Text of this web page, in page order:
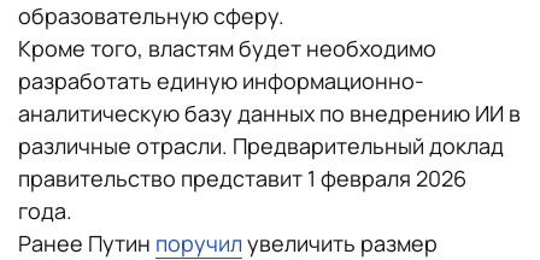
образовательную сферу.
Кроме того, властям будет необходимо
разработать единую информационно-
аналитическую базу данных по внедрению ИИ в
различные отрасли. Предварительный доклад
правительство представит 1 февраля 2026
года.
Ранее Путин поручилувеличить размер